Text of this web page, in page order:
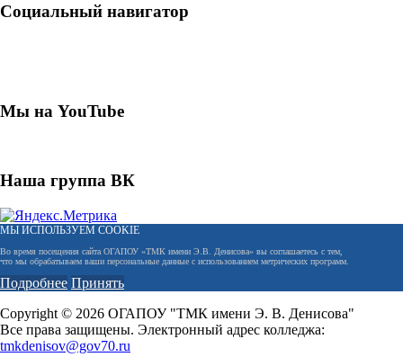
Социальный навигатор
Мы на YouTube
Наша группа ВК
МЫ ИСПОЛЬЗУЕМ COOKIE
Во время посещения сайта ОГАПОУ «ТМК имени Э.В. Денисова» вы соглашаетесь с тем,
что мы обрабатываем ваши персональные данные с использованием метрических программ.
Подробнее Принять
Copyright © 2026 ОГАПОУ "ТМК имени Э. В. Денисова"
Все права защищены. Электронный адрес колледжа:
tmkdenisov@gov70.ru